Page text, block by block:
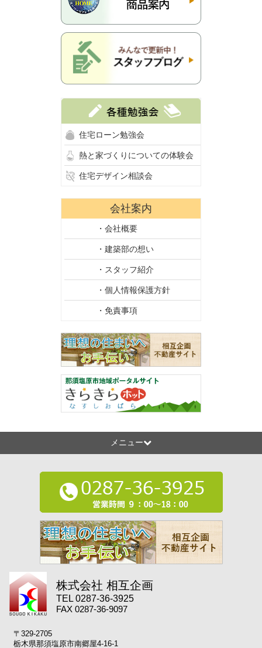
住宅ローン勉強会
熱と家づくりについての体験会
住宅デザイン相談会
会社案内
・会社概要
・建築部の想い
・スタッフ紹介
・個人情報保護方針
・免責事項
メニュー
株式会社 相互企画
TEL 0287-36-3925
FAX 0287-36-9097
〒329-2705
栃木県那須塩原市南郷屋4-16-1